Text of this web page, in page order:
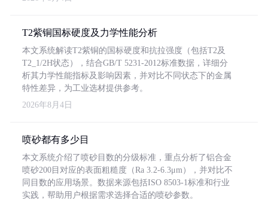
T2紫铜国标硬度及力学性能分析
本文系统解读T2紫铜的国标硬度和抗拉强度（包括T2及
T2_1/2H状态），结合GB/T 5231-2012标准数据，详细分
析其力学性能指标及影响因素，并对比不同状态下的金属
特性差异，为工业选材提供参考。
2026年8月4日
喷砂都有多少目
本文系统介绍了喷砂目数的分级标准，重点分析了铝合金
喷砂200目对应的表面粗糙度（Ra 3.2-6.3μm），并对比不
同目数的应用场景。数据来源包括ISO 8503-1标准和行业
实践，帮助用户根据需求选择合适的喷砂参数。